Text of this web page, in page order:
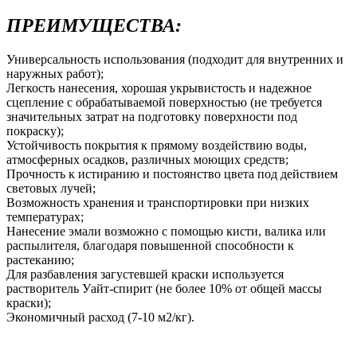
ПРЕИМУЩЕСТВА:
Универсальность использования (подходит для внутренних и
наружных работ);
Легкость нанесения, хорошая укрывистость и надежное
сцепление с обрабатываемой поверхностью (не требуется
значительных затрат на подготовку поверхности под
покраску);
Устойчивость покрытия к прямому воздействию воды,
атмосферных осадков, различных моющих средств;
Прочность к истиранию и постоянство цвета под действием
световых лучей;
Возможность хранения и транспортировки при низких
температурах;
Нанесение эмали возможно с помощью кисти, валика или
распылителя, благодаря повышенной способности к
растеканию;
Для разбавления загустевшей краски используется
растворитель Уайт-спирит (не более 10% от общей массы
краски);
Экономичный расход (7-10 м2/кг).